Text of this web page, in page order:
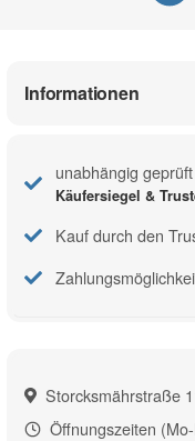
Storcksmährstraße
Öffnungszeiten
Informationen
unabhängig
Käufersiegel &
Kauf durch den